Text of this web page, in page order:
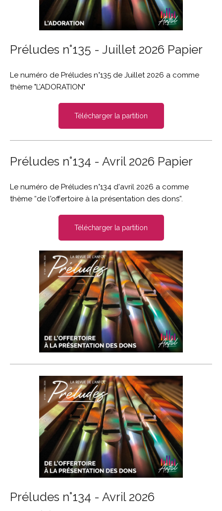
Préludes n°135 - Juillet 2026 Papier
Le numéro de Préludes n°135 de Juillet 2026 a comme
thème "L’ADORATION"
Télécharger la partition
Préludes n°134 - Avril 2026 Papier
Le numéro de Préludes n°134 d'avril 2026 a comme
thème “de l'offertoire à la présentation des dons”.
Télécharger la partition
Préludes n°134 - Avril 2026